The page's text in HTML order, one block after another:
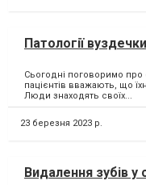
Патології
Сьогодні поговоримо про
пацієнтів вважають, що
Люди знаходять своїх...
23 березня 2023 р.
Видалення зубів у